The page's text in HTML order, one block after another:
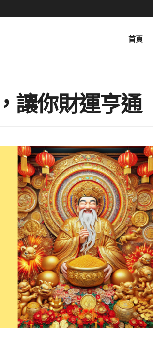
首頁
讓你財運亨通